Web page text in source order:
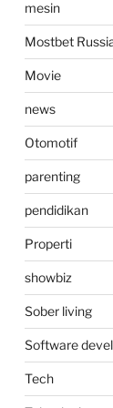
mesin
Mostbet
Movie
news
Otomotif
parenting
pendidikan
Properti
showbiz
Sober living
Software
Tech